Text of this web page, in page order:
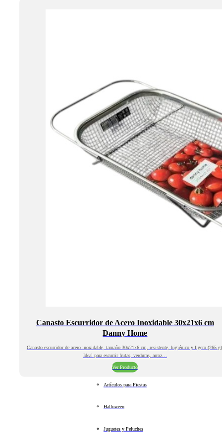
Canasto Escurridor de Acero Inoxidable 30x21x6 cm
Danny Home
Canasto escurridor de acero inoxidable, tamaño 30x21x6 cm, resistente, higiénico y ligero (265
Ideal para escurrir frutas, verduras, arroz…
Ver Producto
Artículos para Fiestas
Halloween
Juguetes y Peluches